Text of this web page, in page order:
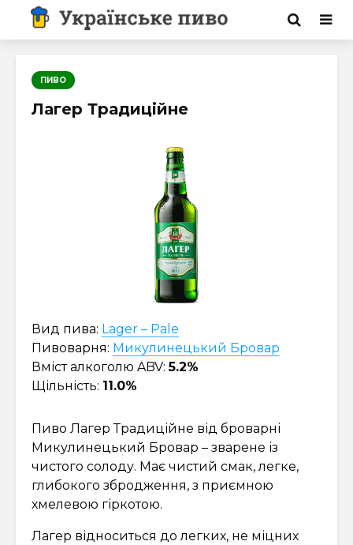
ПИВО
Лагер Традиційне
Вид пива: Lager – Pale
Пивоварня: Микулинецький Бровар
Вміст алкоголю ABV:5.2%
Щільність: 11.0%
Пиво Лагер Традиційне від броварні
Микулинецький Бровар – зварене із
чистого солоду. Має чистий смак, легке,
глибокого збродження, з приємною
хмелевою гіркотою.
Лагер відноситься до легких, не міцних